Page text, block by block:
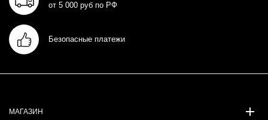
от 5 000 руб по РФ
Безопасные платежи
МАГАЗИН